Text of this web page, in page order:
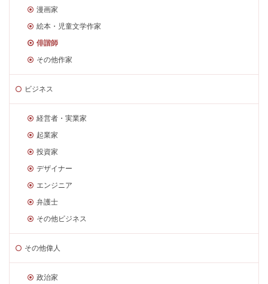
漫画家
絵本・児童文学作家
俳諧師
その他作家
ビジネス
経営者・実業家
起業家
投資家
デザイナー
エンジニア
弁護士
その他ビジネス
その他偉人
政治家